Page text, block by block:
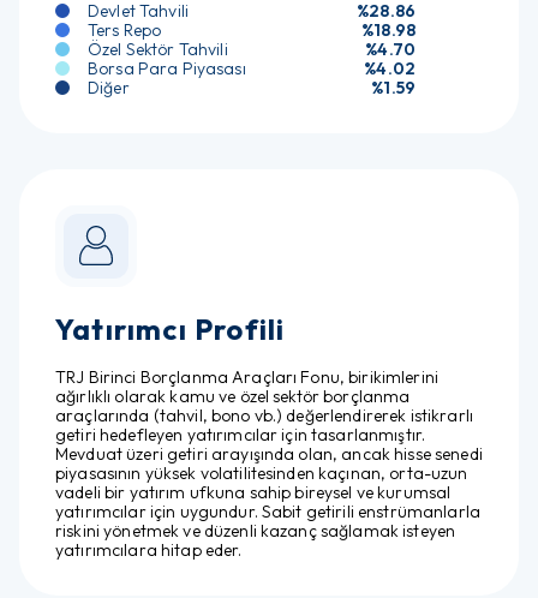
Devlet Tahvili
%28.86
Ters Repo
%18.98
Özel Sektör Tahvili
%4.70
Borsa Para Piyasası
%4.02
Diğer
%1.59
Yatırımcı Profili
TRJ Birinci Borçlanma Araçları Fonu, birikimlerini
ağırlıklı olarak kamu ve özel sektör borçlanma
araçlarında (tahvil, bono vb.) değerlendirerek istikrarlı
getiri hedefleyen yatırımcılar için tasarlanmıştır.
Mevduat üzeri getiri arayışında olan, ancak hisse senedi
piyasasının yüksek volatilitesinden kaçınan, orta-uzun
vadeli bir yatırım ufkuna sahip bireysel ve kurumsal
yatırımcılar için uygundur. Sabit getirili enstrümanlarla
riskini yönetmek ve düzenli kazanç sağlamak isteyen
yatırımcılara hitap eder.